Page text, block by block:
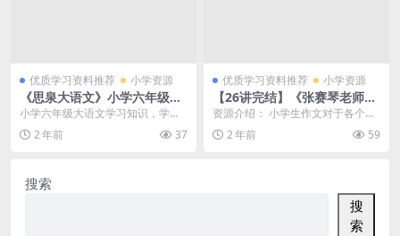
优质学习资料推荐 小学资源
《思泉大语文》小学六年级上
下册全MP4视频+ PDF讲义课
程，百度网盘下载（可在线试
看）
小学六年级大语文学习知识，学习
明清，近现代的文学知识，也是大
语文的要求下，孩子们...
2 年前 37
优质学习资料推荐 小学资源
【26讲完结】《张赛琴老师点
评作文，写作指导》小学作文
写作提高班MP3音频文件百度
网盘下载
资源介绍： 小学生作文对于各个年
级来说，写作要求是不同的。所以
小学生作文练习在每...
2 年前 59
搜索
搜
索